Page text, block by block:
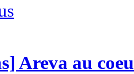
Areva au